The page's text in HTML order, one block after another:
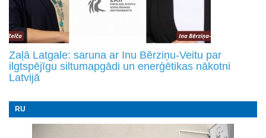
Zaļā Latgale: saruna ar Inu Bērziņu-Veitu par
ilgtspējīgu siltumapgādi un enerģētikas nākotni
Latvijā
RU